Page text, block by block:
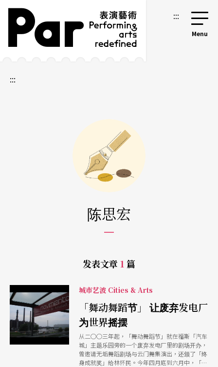
跳到主要内容区块
网站导览 :::
:::
陈思宏
发表文章 1 篇
城市艺波 Cities & Arts
「舞动舞蹈节」 让废弃发电厂
为世界摇摆
从二○○三年起，「舞动舞蹈节」就在福斯「汽车
城」主题乐园旁的一个废弃发电厂里的剧场开办，
曾邀请无垢舞蹈剧场与云门舞集演出，还颁了「终
身成就奖」给林怀民。今年四月底到六月中，「舞